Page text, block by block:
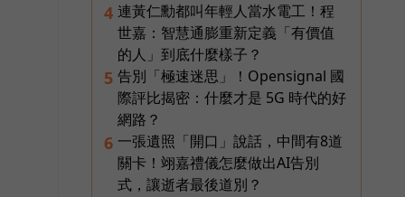
4 連黃仁勳都叫年輕人當水電工！程
世嘉：智慧通膨重新定義「有價值
的人」到底什麼樣子？
5 告別「極速迷思」！Opensignal 國
際評比揭密：什麼才是 5G 時代的好
網路？
6 一張遺照「開口」說話，中間有8道
關卡！翊嘉禮儀怎麼做出AI告別
式，讓逝者最後道別？